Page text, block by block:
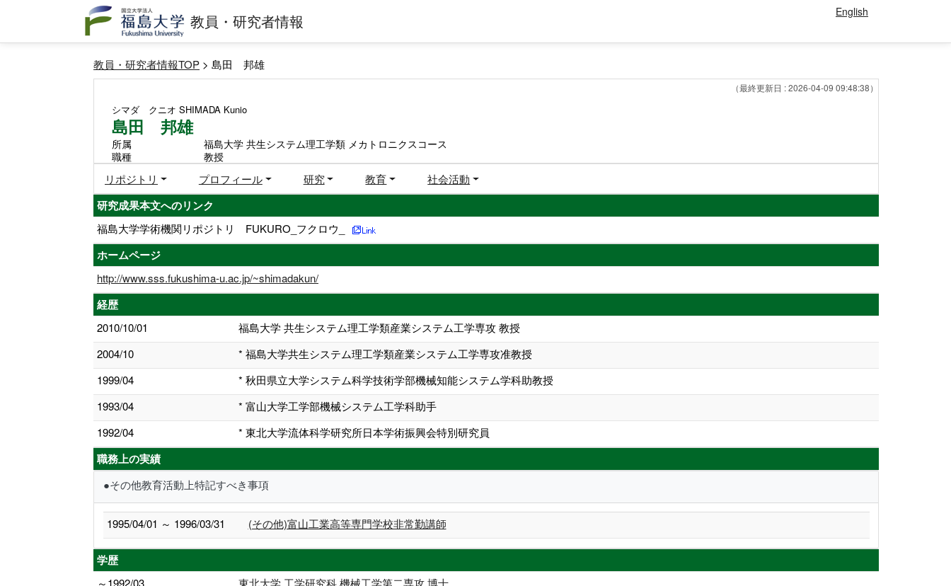
教員・研究者情報 English
教員・研究者情報TOP > 島田 邦雄
（最終更新日 : 2026-04-09 09:48:38）
シマダ クニオ SHIMADA Kunio
島田 邦雄
所属
福島大学 共生システム理工学類 メカトロニクスコース
職種
教授
リポジトリ プロフィール 研究 教育 社会活動
研究成果本文へのリンク
福島大学学術機関リポジトリ FUKURO_フクロウ_
ホームページ
http://www.sss.fukushima-u.ac.jp/~shimadakun/
経歴
2010/10/01
福島大学 共生システム理工学類産業システム工学専攻 教授
2004/10
* 福島大学共生システム理工学類産業システム工学専攻准教授
1999/04
* 秋田県立大学システム科学技術学部機械知能システム学科助教授
1993/04
* 富山大学工学部機械システム工学科助手
1992/04
* 東北大学流体科学研究所日本学術振興会特別研究員
職務上の実績
●その他教育活動上特記すべき事項
1995/04/01 ～ 1996/03/31 (その他)富山工業高等専門学校非常勤講師
学歴
～1992/03
東北大学 工学研究科 機械工学第二専攻 博士